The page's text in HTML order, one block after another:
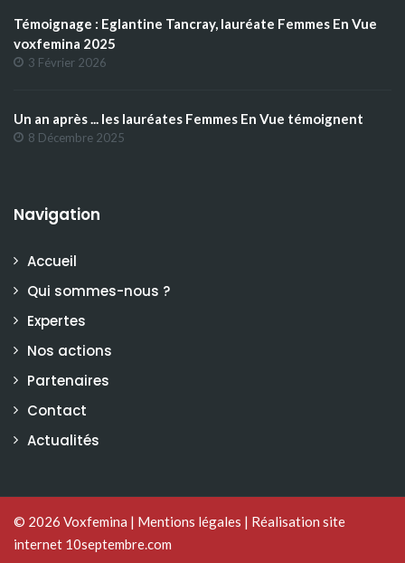
Témoignage : Eglantine Tancray, lauréate Femmes En Vue
voxfemina 2025
3 Février 2026
Un an après ... les lauréates Femmes En Vue témoignent
8 Décembre 2025
Navigation
Accueil
Qui sommes-nous ?
Expertes
Nos actions
Partenaires
Contact
Actualités
© 2026 Voxfemina | Mentions légales | Réalisation site
internet 10septembre.com